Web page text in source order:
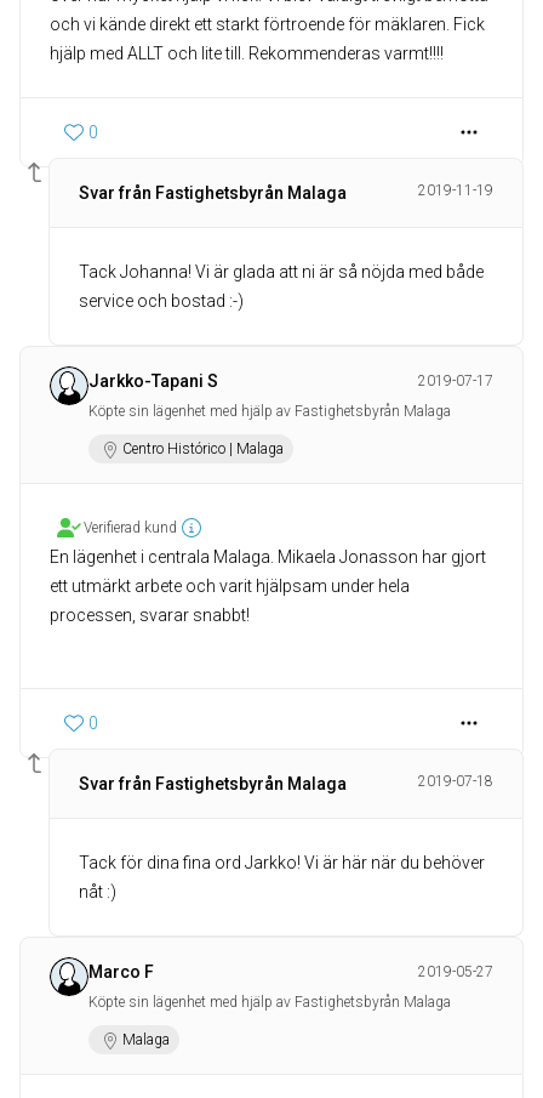
och vi kände direkt ett starkt förtroende för mäklaren. Fick
hjälp med ALLT och lite till. Rekommenderas varmt!!!!
0
Svar från Fastighetsbyrån Malaga 2019-11-19
Tack Johanna! Vi är glada att ni är så nöjda med både
service och bostad :-)
Jarkko-Tapani S
2019-07-17
Köpte sin lägenhet med hjälp av Fastighetsbyrån Malaga
Centro Histórico | Malaga
Verifierad kund
En lägenhet i centrala Malaga. Mikaela Jonasson har gjort
ett utmärkt arbete och varit hjälpsam under hela
processen, svarar snabbt!
0
Svar från Fastighetsbyrån Malaga 2019-07-18
Tack för dina fina ord Jarkko! Vi är här när du behöver
nåt :)
Marco F
2019-05-27
Köpte sin lägenhet med hjälp av Fastighetsbyrån Malaga
Malaga